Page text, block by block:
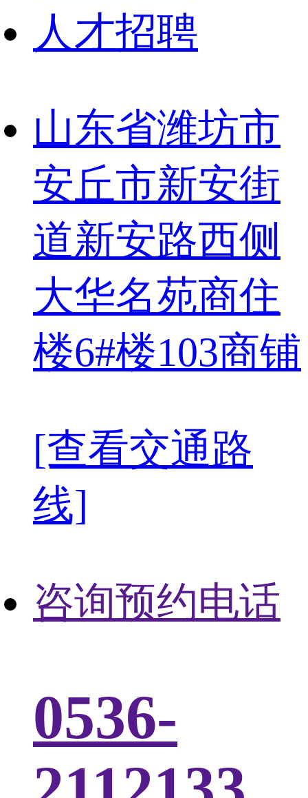
人才招聘
山东省潍坊市
安丘市新安街
道新安路西侧
大华名苑商住
楼6#楼103商铺
[查看交通路
线]
咨询预约电话
0536-